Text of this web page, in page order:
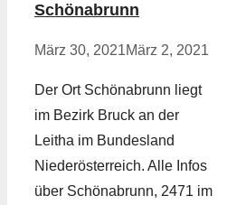
Schönabrunn
März 30, 2021März 2, 2021
Der Ort Schönabrunn liegt
im Bezirk Bruck an der
Leitha im Bundesland
Niederösterreich. Alle Infos
über Schönabrunn, 2471 im